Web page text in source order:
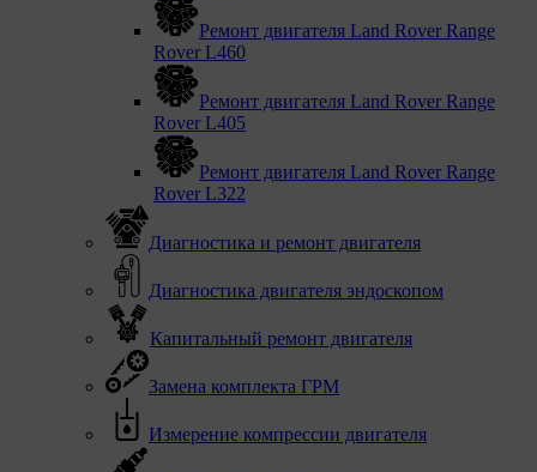
Ремонт двигателя Land Rover Range
Rover L460
Ремонт двигателя Land Rover Range
Rover L405
Ремонт двигателя Land Rover Range
Rover L322
Диагностика и ремонт двигателя
Диагностика двигателя эндоскопом
Капитальный ремонт двигателя
Замена комплекта ГРМ
Измерение компрессии двигателя